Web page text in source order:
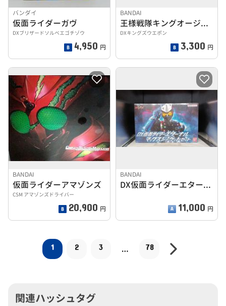
バンダイ
仮面ライダーガヴ
DXブリザードソルベエゴチゾウ
4,950 円
BANDAI
王様戦隊キングオージャー
DXキングズウエポン
3,300 円
BANDAI
仮面ライダーアマゾンズ
CSM アマゾンズドライバー
20,900 円
BANDAI
DX仮面ライダーエターナルマックスジャケットセット
11,000 円
1 2 3 … 78
関連ハッシュタグ